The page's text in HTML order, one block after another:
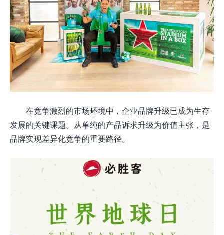
在竞争激烈的市场环境中，企业品牌升级已成为生存
发展的关键课题。从单纯的产品诉求升级为价值主张，是
品牌实现差异化竞争的重要路径。